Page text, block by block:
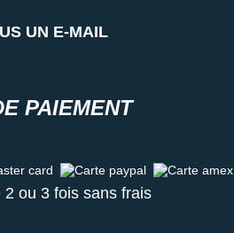
UN E-MAIL
PAIEMENT
card Carte paypal Carte amex
ou 3 fois sans frais